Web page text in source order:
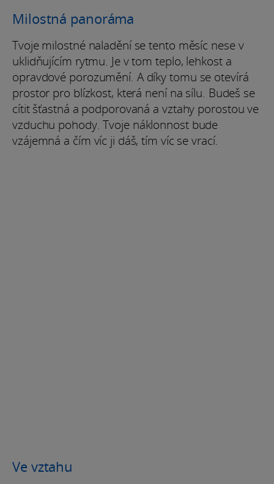
Milostná panoráma
Tvoje milostné naladění se tento měsíc nese v
uklidňujícím rytmu. Je v tom teplo, lehkost a
opravdové porozumění. A díky tomu se otevírá
prostor pro blízkost, která není na sílu. Budeš se
cítit šťastná a podporovaná a vztahy porostou ve
vzduchu pohody. Tvoje náklonnost bude
vzájemná a čím víc ji dáš, tím víc se vrací.
Ve vztahu